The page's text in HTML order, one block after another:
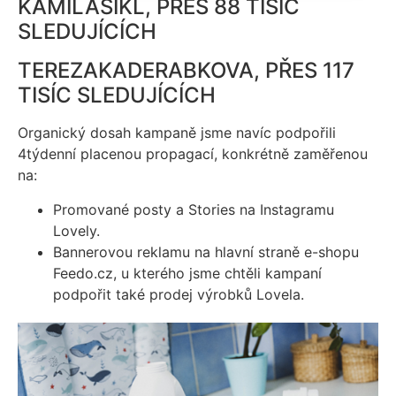
KAMILASIKL, PŘES 88 TISÍC
SLEDUJÍCÍCH
TEREZAKADERABKOVA, PŘES 117
TISÍC SLEDUJÍCÍCH
Organický dosah kampaně jsme navíc podpořili
4týdenní placenou propagací, konkrétně zaměřenou
na:
Promované posty a Stories na Instagramu
Lovely.
Bannerovou reklamu na hlavní straně e-shopu
Feedo.cz, u kterého jsme chtěli kampaní
podpořit také prodej výrobků Lovela.